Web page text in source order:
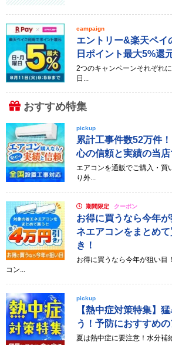
campaign
エントリー&楽天ペイ
日ポイント最大5%還
2つのキャンペーンそれぞれ
日...
おすすめ特集
pickup
累計工事件数52万件
心の信頼と実績の当店
エアコンを通販でご購入・買
り外...
期間限定 クーポン
お得に買うなら今年
ネエアコンをまとめて
き！
お得に買うなら今年が狙い目
コン...
pickup
【熱中症対策特集】
う！予防におすすめ
夏は熱中症に要注意！水分補